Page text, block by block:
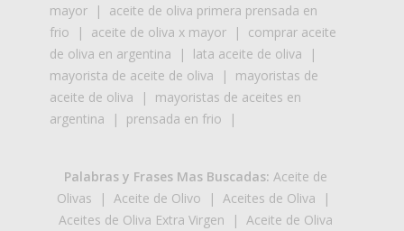
mayor | aceite de oliva primera prensada en
frio | aceite de oliva x mayor | comprar aceite
de oliva en argentina | lata aceite de oliva |
mayorista de aceite de oliva | mayoristas de
aceite de oliva | mayoristas de aceites en
argentina | prensada en frio |
Palabras y Frases Mas Buscadas: Aceite de
Olivas | Aceite de Olivo | Aceites de Oliva |
Aceites de Oliva Extra Virgen | Aceite de Oliva